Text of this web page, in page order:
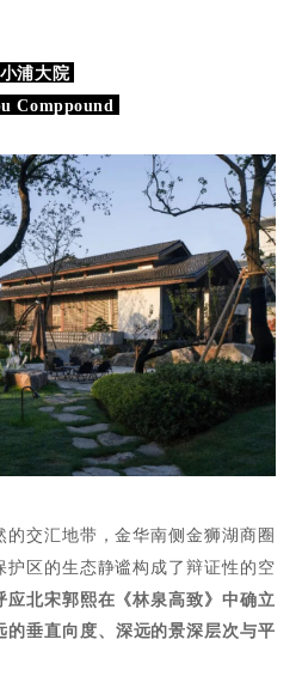
小浦大院
Comppound
的交汇地带，金华南侧金狮湖商圈
区的生态静谧构成了辩证性的空
应北宋郭熙在 《林泉高致》中确立
垂直向度、深远的景深层次与平